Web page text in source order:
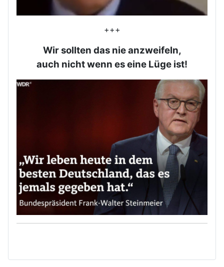
+++
Wir sollten das nie anzweifeln,
auch nicht wenn es eine Lüge ist!